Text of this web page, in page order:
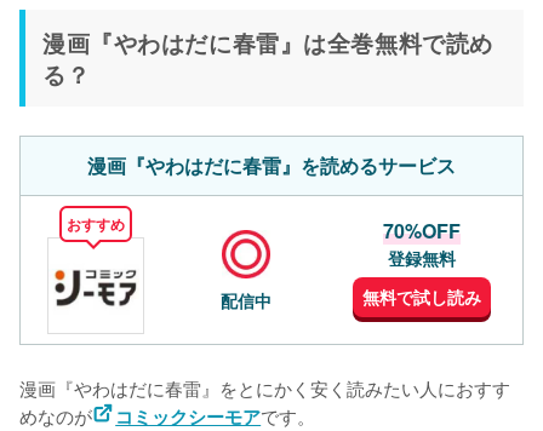
漫画『やわはだに春雷』は全巻無料で読め
る？
漫画『やわはだに春雷』を読めるサービス
おすすめ
配信中
70%OFF
登録無料
無料で試し読み
漫画『やわはだに春雷』をとにかく安く読みたい人におすす
めなのが
コミックシーモアです。